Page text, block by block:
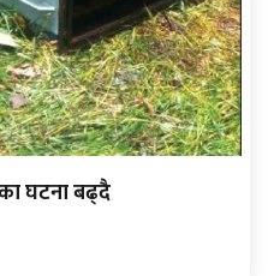
घटना बढ्दै